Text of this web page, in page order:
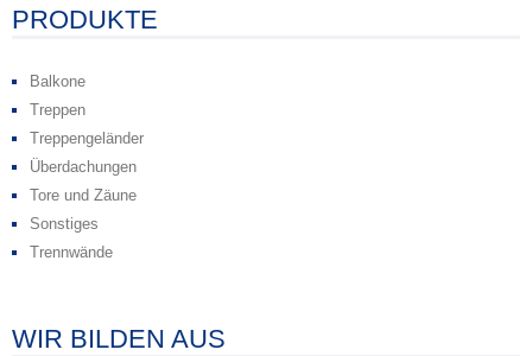
PRODUKTE
Balkone
Treppen
Treppengeländer
Überdachungen
Tore und Zäune
Sonstiges
Trennwände
WIR BILDEN AUS